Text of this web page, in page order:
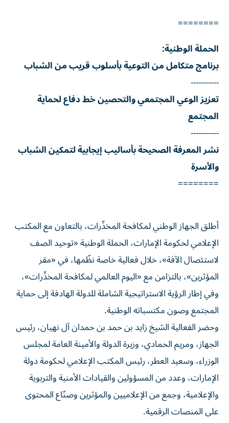
========
الحملة الوطنية:
برنامج متكامل من التوعية بأسلوب قريب من الشباب
-----------
تعزيز الوعي المجتمعي والتحصين خط دفاع لحماية
المجتمع
-----------
نشر المعرفة الصحيحة بأساليب إيجابية لتمكين الشباب
والأسرة
========
أطلق الجهاز الوطني لمكافحة المخدِّرات، بالتعاون مع المكتب
الإعلامي لحكومة الإمارات، الحملة الوطنية «توحيد الصف
لاستئصال الآفة»، خلال فعالية خاصة نظّمها، في «مقر
المؤثرين»، بالتزامن مع «اليوم العالمي لمكافحة المخدِّرات»،
وفي إطار الرؤية الاستراتيجية الشاملة للدولة الهادفة إلى حماية
المجتمع وصون مكتسباته الوطنية.
وحضر الفعالية الشيخ زايد بن حمد بن حمدان آل نهيان، رئيس
الجهاز، ومريم الحمادي، وزيرة الدولة والأمينة العامة لمجلس
الوزراء، وسعيد العطر، رئيس المكتب الإعلامي لحكومة دولة
الإمارات، وعدد من المسؤولين والقيادات الأمنية والتربوية
والإعلامية، وجمع من الإعلاميين والمؤثرين وصنّاع المحتوى
على المنصات الرقمية.